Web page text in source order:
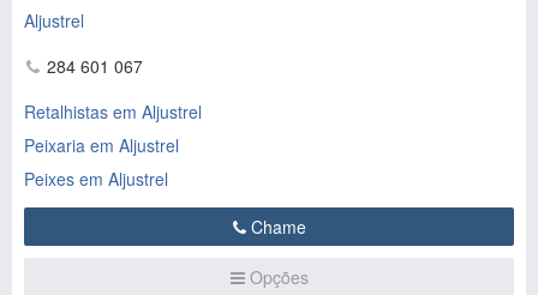
Aljustrel
284 601 067
Retalhistas em Aljustrel
Peixaria em Aljustrel
Peixes em Aljustrel
Chame
Opções